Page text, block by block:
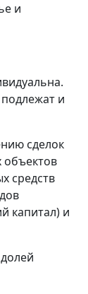
и
и
сделок
объектов
средств
капитал) и